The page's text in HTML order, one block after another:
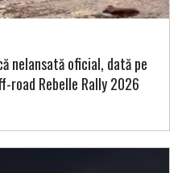
nelansată oficial, dată pe
Rebelle Rally 2026